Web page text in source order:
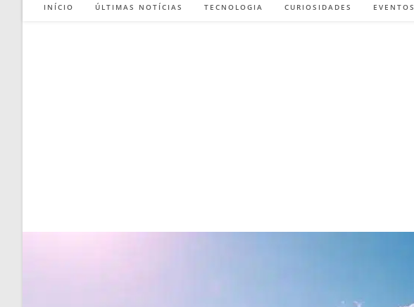
INÍCIO ÚLTIMAS NOTÍCIAS TECNOLOGIA CURIOSIDADES EVENTOS